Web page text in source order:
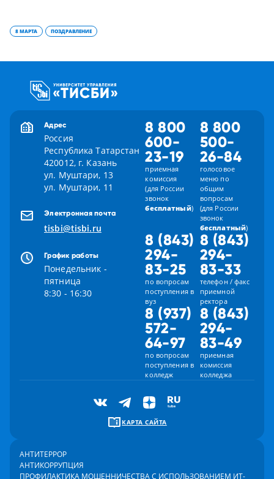
8 МАРТА ПОЗДРАВЛЕНИЕ
Адрес
Россия
Республика Татарстан
420012, г. Казань
ул. Муштари, 13
ул. Муштари, 11
Электронная почта
tisbi@tisbi.ru
График работы
Понедельник -
пятница
8:30 - 16:30
8 800
600-
23-19
приемная
комиссия
(для России
звонок
бесплатный)
8 800
500-
26-84
голосовое
меню по
общим
вопросам
(для России
звонок
бесплатный)
8 (843)
294-
83-25
по вопросам
поступления в
вуз
8 (843)
294-
83-33
телефон / факс
приемной
ректора
8 (937)
572-
64-97
по вопросам
поступления в
колледж
8 (843)
294-
83-49
приемная
комиссия
колледжа
КАРТА САЙТА
АНТИТЕРРОР
АНТИКОРРУПЦИЯ
ПРОФИЛАКТИКА МОШЕННИЧЕСТВА С ИСПОЛЬЗОВАНИЕМ ИТ-